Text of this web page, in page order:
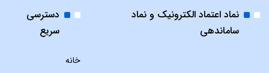
نماد اعتماد الکترونیک و نماد
ساماندهی
دسترسی
سریع
خانه